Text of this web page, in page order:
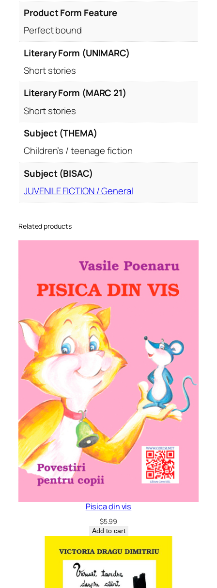
Product Form Feature
Perfect bound
Literary Form (UNIMARC)
Short stories
Literary Form (MARC 21)
Short stories
Subject (THEMA)
Children’s / teenage fiction
Subject (BISAC)
JUVENILE FICTION / General
Related products
Pisica din vis
$5.99
Add to cart